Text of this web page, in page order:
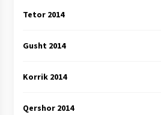
Tetor 2014
Gusht 2014
Korrik 2014
Qershor 2014